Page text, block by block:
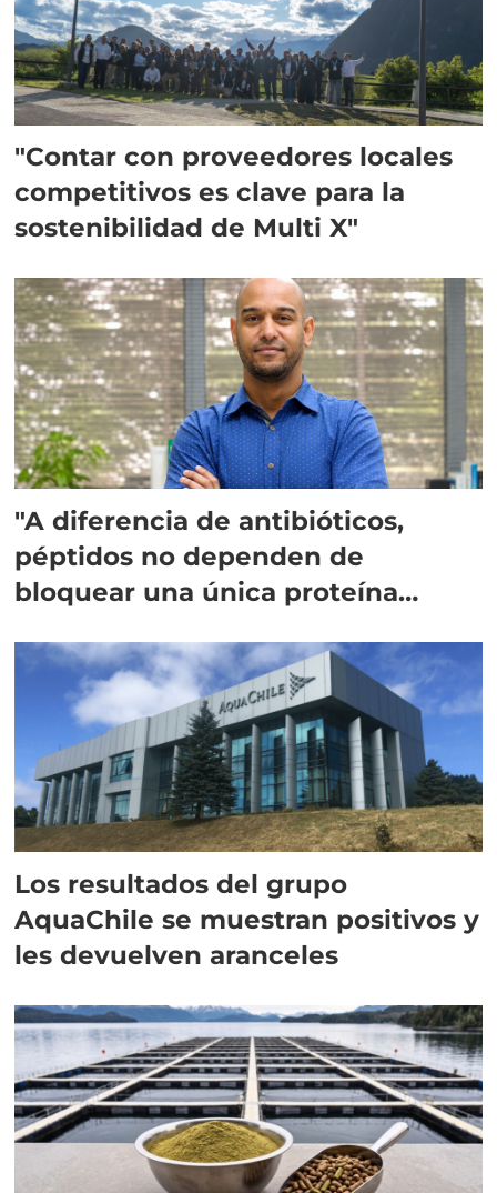
"Contar con proveedores locales
competitivos es clave para la
sostenibilidad de Multi X"
"A diferencia de antibióticos,
péptidos no dependen de
bloquear una única proteína
Los resultados del grupo
AquaChile se muestran positivos y
les devuelven aranceles